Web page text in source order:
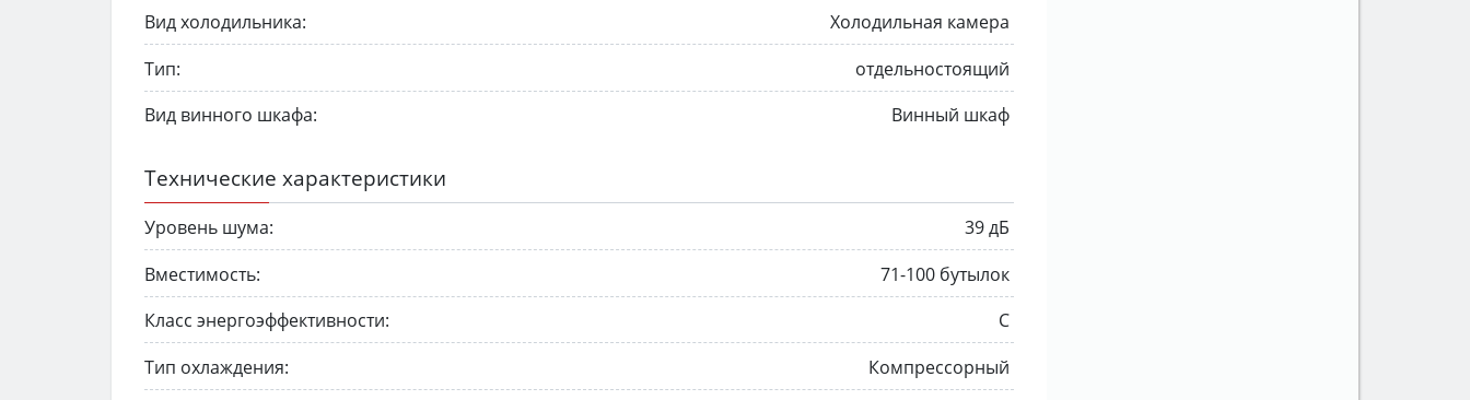
Вид холодильника:
Холодильная камера
Тип:
отдельностоящий
Вид винного шкафа:
Винный шкаф
Технические характеристики
Уровень шума:
39 дБ
Вместимость:
71-100 бутылок
Класс энергоэффективности:
C
Тип охлаждения:
Компрессорный